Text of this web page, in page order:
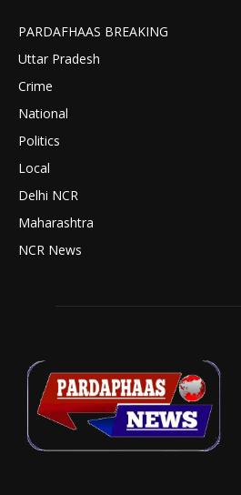
PARDAFHAAS BREAKING
Uttar Pradesh
Crime
National
Politics
Local
Delhi NCR
Maharashtra
NCR News